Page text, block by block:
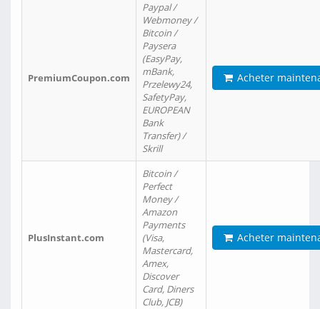
PremiumCoupon.com
Paypal /
Webmoney /
Bitcoin /
Paysera
(EasyPay,
mBank,
Przelewy24,
SafetyPay,
EUROPEAN
Bank
Transfer) /
Skrill
Acheter
PlusInstant.com
Bitcoin /
Perfect
Money /
Amazon
Payments
(Visa,
Mastercard,
Amex,
Discover
Card, Diners
Club, JCB)
Acheter